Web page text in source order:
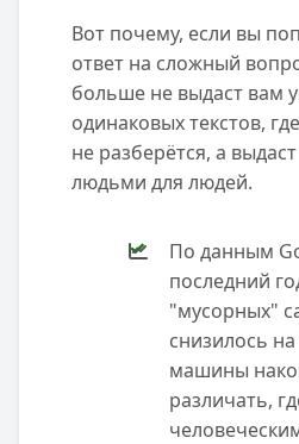
Вот почему, если вы
ответ на сложный
больше не выдаст вам
одинаковых текстов,
не разберётся, а
людьми для людей.
По данным
последний
"мусорных"
снизилось на
машины
различать,